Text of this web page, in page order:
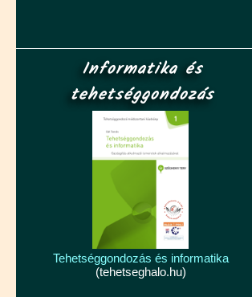
Informatika és
tehetséggondozás
Tehetséggondozás és informatika
(tehetseghalo.hu)